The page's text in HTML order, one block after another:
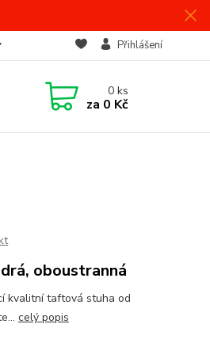
Přihlášení
0ks
za 0 Kč
oboustranná
kvalitní taftová stuha od
celý popis